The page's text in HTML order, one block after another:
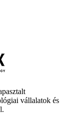
vállalatok és